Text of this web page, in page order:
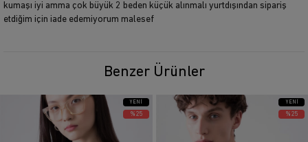
kumaşı iyi amma çok büyük 2 beden küçük alınmalı yurtdışından sipariş
etdiğim için iade edemiyorum malesef
Benzer Ürünler
YENI
ÜRÜN
%25
YENI
ÜRÜN
%25